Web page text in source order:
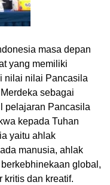
masa depan
yang memiliki
nilai nilai Pancasila
sebagai
pelajaran Pancasila
kepada Tuhan
yaitu ahlak
manusia, ahlak
global,
kritis dan kreatif.